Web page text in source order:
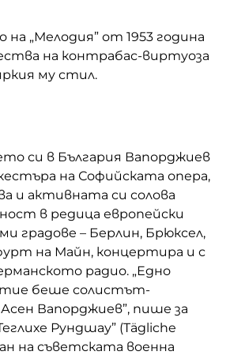
„Мелодия” от 1953 година
на контрабас-виртуоза
му стил.
си в България Вапорджиев
на Софийската опера,
и активната си солова
в редица европейски
градове – Берлин, Брюксел,
на Майн, концертира и с
радио. „Едно
беше солистът-
Вапорджиев”, пише за
Рундшау” (Tägliche
на съветската военна